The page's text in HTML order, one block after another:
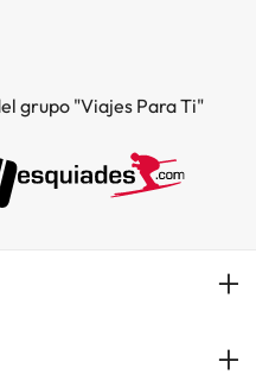
grupo "Viajes Para Ti"